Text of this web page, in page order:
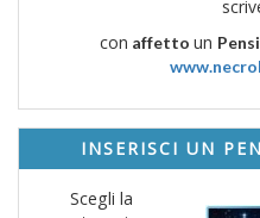
con affetto un
INSERISCI UN
Scegli la